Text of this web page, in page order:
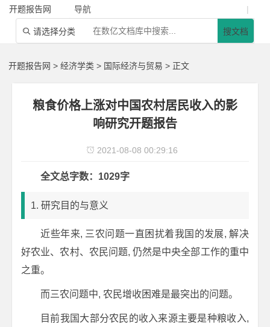
开题报告网 导航 |
 请选择分类 搜文档
开题报告网 >经济学类 > 国际经济与贸易 > 正文
粮食价格上涨对中国农村居民收入的影
响研究开题报告
 2021-08-08 00:29:16
全文总字数：1029字
1. 研究目的与意义
近些年来, 三农问题一直困扰着我国的发展, 解决
好农业、农村、农民问题, 仍然是中央全部工作的重中
之重。
而三农问题中, 农民增收困难是最突出的问题。
目前我国大部分农民的收入来源主要是种粮收入,